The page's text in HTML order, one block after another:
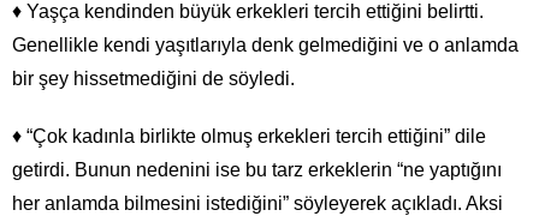
♦ Yaşça kendinden büyük erkekleri tercih ettiğini belirtti.
Genellikle kendi yaşıtlarıyla denk gelmediğini ve o anlamda
bir şey hissetmediğini de söyledi.
♦ “Çok kadınla birlikte olmuş erkekleri tercih ettiğini” dile
getirdi. Bunun nedenini ise bu tarz erkeklerin “ne yaptığını
her anlamda bilmesini istediğini” söyleyerek açıkladı. Aksi